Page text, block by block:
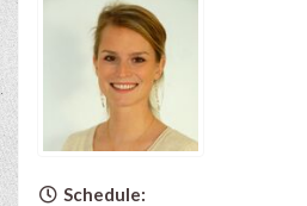
Schedule: